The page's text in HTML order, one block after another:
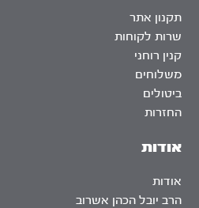
אודות
אודות
הרב יובל הכהן אשרוב
תקנון אתר
שרות לקוחות
קנין רוחני
משלוחים
ביטולים
החזרות